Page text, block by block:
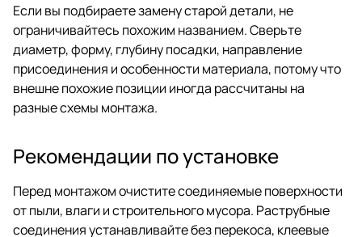
Если вы подбираете замену старой детали, не
ограничивайтесь похожим названием. Сверьте
диаметр, форму, глубину посадки, направление
присоединения и особенности материала, потому что
внешне похожие позиции иногда рассчитаны на
разные схемы монтажа.
Рекомендации по установке
Перед монтажом очистите соединяемые поверхности
от пыли, влаги и строительного мусора. Раструбные
соединения устанавливайте без перекоса, клеевые